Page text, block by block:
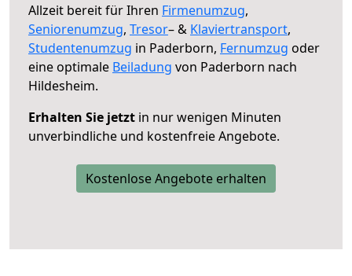
Allzeit bereit für Ihren Firmenumzug,
Seniorenumzug, Tresor– & Klaviertransport,
Studentenumzug in Paderborn, Fernumzug oder
eine optimale Beiladung von Paderborn nach
Hildesheim.
Erhalten Sie jetzt in nur wenigen Minuten
unverbindliche und kostenfreie Angebote.
Kostenlose Angebote erhalten